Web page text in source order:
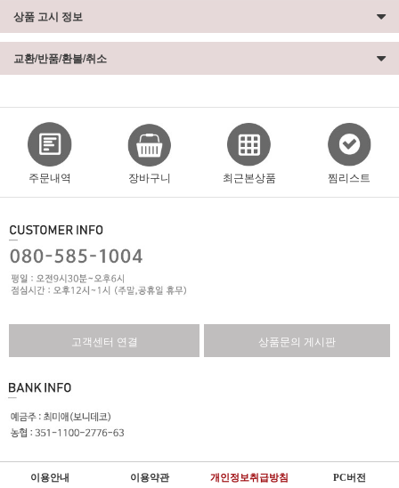
상품 고시 정보
교환/반품/환불/취소
주문내역 장바구니 최근본상품 찜리스트
고객센터 연결 상품문의 게시판
이용안내 이용약관 개인정보취급방침 PC버전